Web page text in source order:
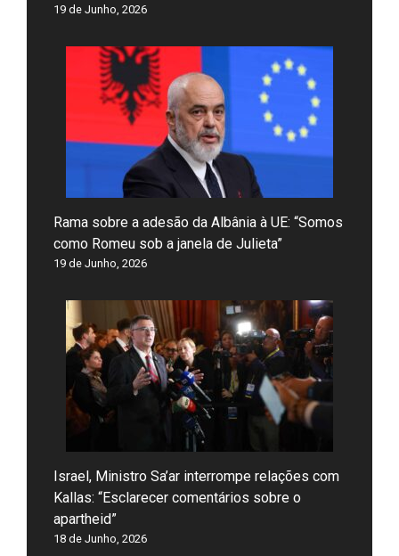
19 de Junho, 2026
Rama sobre a adesão da Albânia à UE: “Somos
como Romeu sob a janela de Julieta”
19 de Junho, 2026
Israel, Ministro Sa’ar interrompe relações com
Kallas: “Esclarecer comentários sobre o
apartheid”
18 de Junho, 2026